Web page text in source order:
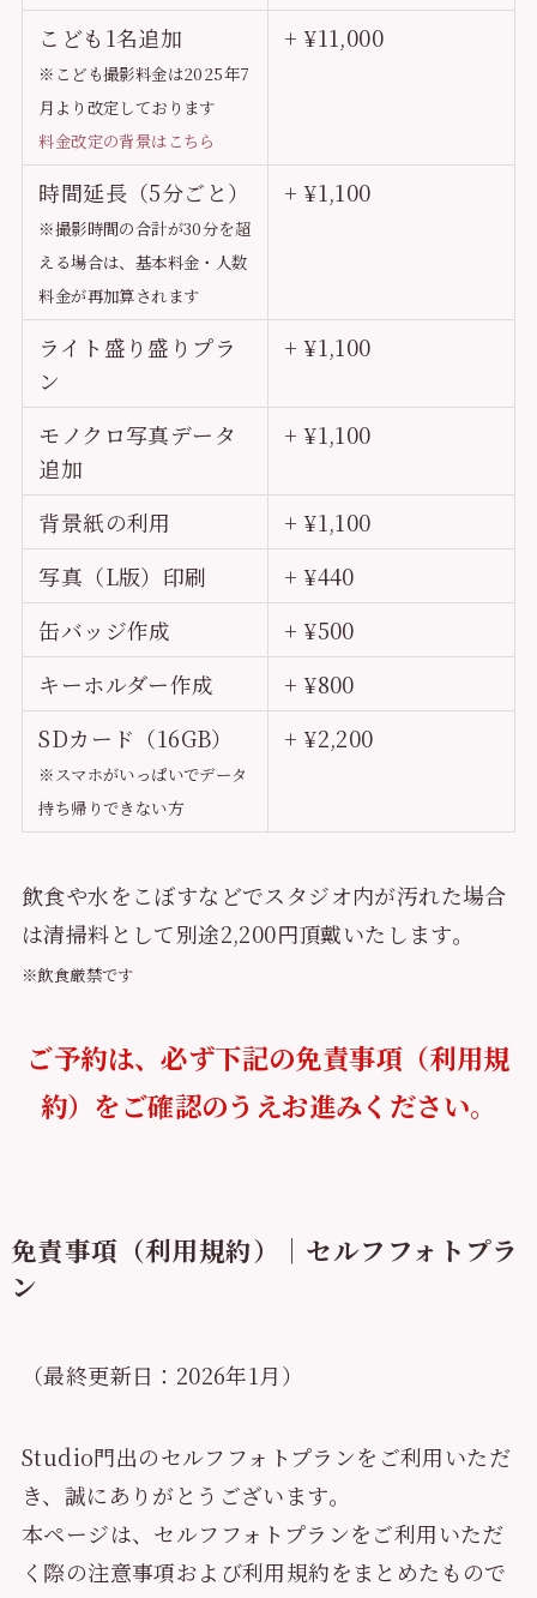
こども1名追加
※こども撮影料金は2025年7
月より改定しております
料金改定の背景はこちら
+ ¥11,000
時間延長（5分ごと）
※撮影時間の合計が30分を超
える場合は、基本料金・人数
料金が再加算されます
+ ¥1,100
ライト盛り盛りプラ
ン
+ ¥1,100
モノクロ写真データ
追加
+ ¥1,100
背景紙の利用
+ ¥1,100
写真（L版）印刷
+ ¥440
缶バッジ作成
+ ¥500
キーホルダー作成
+ ¥800
SDカード（16GB）
※スマホがいっぱいでデータ
持ち帰りできない方
+ ¥2,200
飲食や水をこぼすなどでスタジオ内が汚れた場合
は清掃料として別途2,200円頂戴いたします。
※飲食厳禁です
ご予約は、必ず下記の免責事項（利用規
約）をご確認のうえお進みください。
免責事項（利用規約）｜セルフフォトプラ
ン
（最終更新日：2026年1月）
Studio門出のセルフフォトプランをご利用いただ
き、誠にありがとうございます。
本ページは、セルフフォトプランをご利用いただ
く際の注意事項および利用規約をまとめたもので